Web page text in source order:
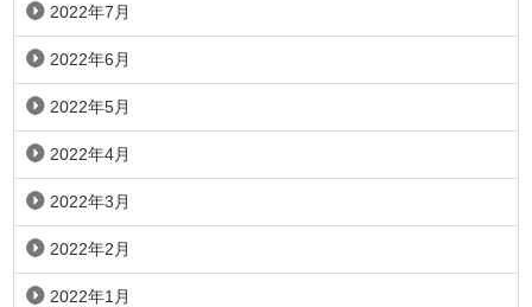
2022年7月
2022年6月
2022年5月
2022年4月
2022年3月
2022年2月
2022年1月